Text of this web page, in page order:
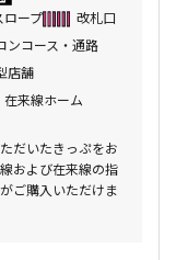
ロープ
改札口
ンコース・通路
店舗
在来線ホーム
だいたきっぷをお
および在来線の指
ご購入いただけま